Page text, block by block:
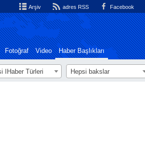
Arşiv adres RSS Facebook
Fotoğraf Video Haber Başlıkları
Hepsi اHaber Türleri Hepsi bakslar